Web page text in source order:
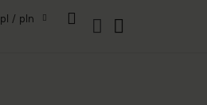
pl / pln